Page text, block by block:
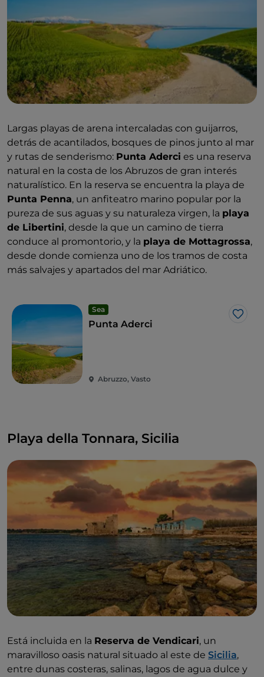
Largas playas de arena intercaladas con guijarros,
detrás de acantilados, bosques de pinos junto al mar
y rutas de senderismo: Punta Aderci es una reserva
natural en la costa de los Abruzos de gran interés
naturalístico. En la reserva se encuentra la playa de
Punta Penna, un anfiteatro marino popular por la
pureza de sus aguas y su naturaleza virgen, la playa
de Libertini, desde la que un camino de tierra
conduce al promontorio, y la playa de Mottagrossa,
desde donde comienza uno de los tramos de costa
más salvajes y apartados del mar Adriático.
Sea
Me
Punta Aderci
Abruzzo, Vasto
Playa della Tonnara, Sicilia
Está incluida en la Reserva de Vendicari, un
maravilloso oasis natural situado al este de Sicilia,
entre dunas costeras, salinas, lagos de agua dulce y